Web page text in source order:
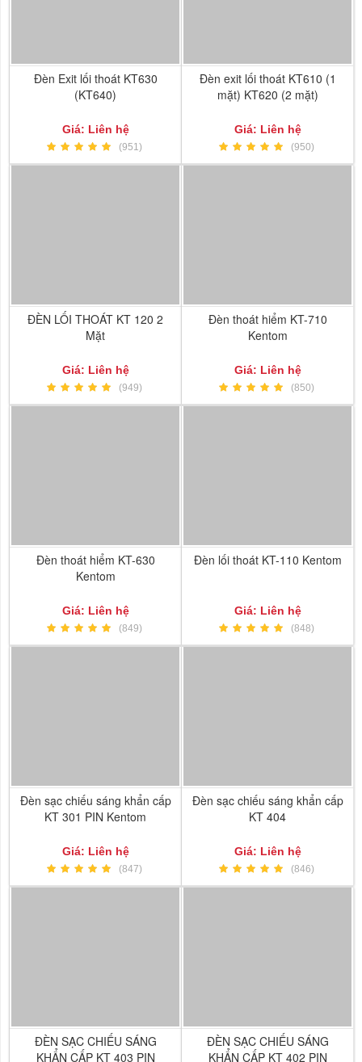
Đèn Exit lối thoát KT630
(KT640)
Giá: Liên hệ
(951)
Đèn exit lối thoát KT610 (1
mặt) KT620 (2 mặt)
Giá: Liên hệ
(950)
ĐÈN LỐI THOÁT KT 120 2
Mặt
Giá: Liên hệ
(949)
Đèn thoát hiểm KT-710
Kentom
Giá: Liên hệ
(850)
Đèn thoát hiểm KT-630
Kentom
Giá: Liên hệ
(849)
Đèn lối thoát KT-110 Kentom
Giá: Liên hệ
(848)
Đèn sạc chiếu sáng khẩn cấp
KT 301 PIN Kentom
Giá: Liên hệ
(847)
Đèn sạc chiếu sáng khẩn cấp
KT 404
Giá: Liên hệ
(846)
ĐÈN SẠC CHIẾU SÁNG
KHẨN CẤP KT 403 PIN
ĐÈN SẠC CHIẾU SÁNG
KHẨN CẤP KT 402 PIN